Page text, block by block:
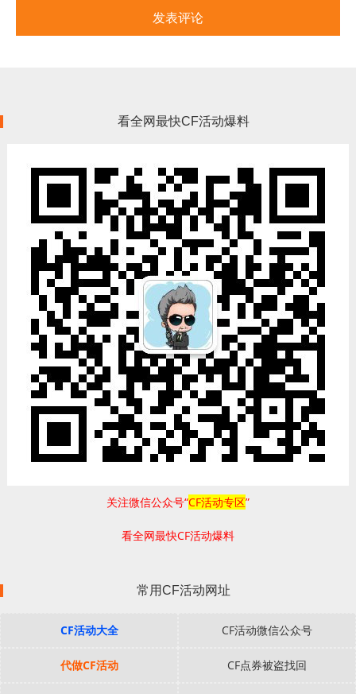
看全网最快CF活动爆料
关注微信公众号“CF活动专区”
看全网最快CF活动爆料
常用CF活动网址
CF活动大全 CF活动微信公众号
代做CF活动 CF点券被盗找回